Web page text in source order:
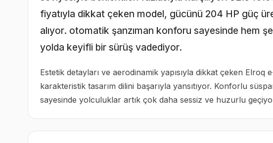
fiyatıyla dikkat çeken model, gücünü 204 HP güç
alıyor. otomatik şanzıman konforu sayesinde hem
yolda keyifli bir sürüş vadediyor.
Estetik detayları ve aerodinamik yapısıyla dikkat çeken Elroq
karakteristik tasarım dilini başarıyla yansıtıyor. Konforlu
sayesinde yolculuklar artık çok daha sessiz ve huzurlu